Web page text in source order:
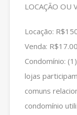
LOCAÇÃO OU
Locação:
Venda:
Condomínio:
lojas
comuns
condomínio